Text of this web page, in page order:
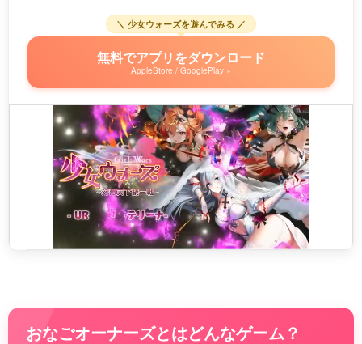
＼ 少女ウォーズを遊んでみる ／
無料でアプリをダウンロード
AppleStore / GooglePlay »
おなごオーナーズとはどんなゲーム？